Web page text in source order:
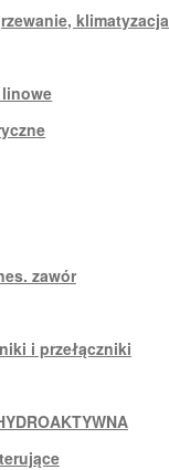
klimatyzacja
zawór
i przełączniki